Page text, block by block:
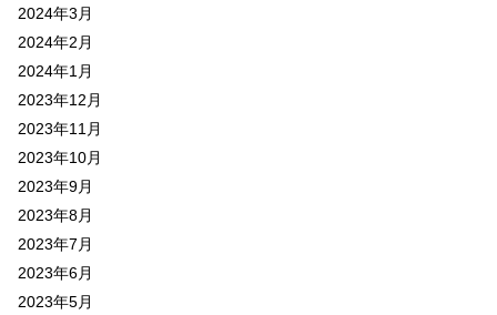
2024年3月
2024年2月
2024年1月
2023年12月
2023年11月
2023年10月
2023年9月
2023年8月
2023年7月
2023年6月
2023年5月